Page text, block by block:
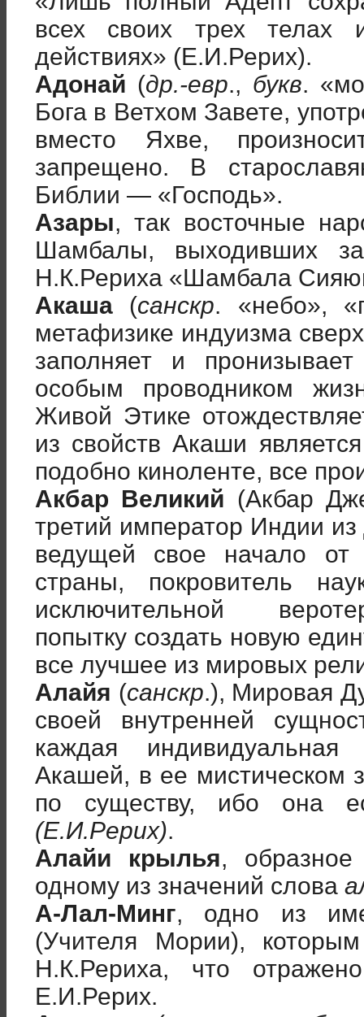
всех своих трех телах
действиях» (Е.И.Рерих).
Адонай (др.-евр., букв.
Бога в Ветхом Завете,
вместо Яхве,
запрещено. В
Библии — «Господь».
Азары, так восточные
Шамбалы, выходивших
Н.К.Рериха «Шамбала
Акаша (санскр. «небо»,
метафизике индуизма
заполняет и
особым проводником
Живой Этике
из свойств Акаши
подобно киноленте, все
Акбар Великий (Акбар
третий император Индии
ведущей свое начало от
страны, покровитель
исключительной
попытку создать новую
все лучшее из мировых
Алайя (санскр.), Мировая
своей внутренней
каждая
Акашей, в ее мистическом
по существу, ибо она
(Е.И.Рерих).
Алайи крылья,
одному из значений слова
А-Лал-Минг, одно из
(Учителя Мории),
Н.К.Рериха, что
Е.И.Рерих.